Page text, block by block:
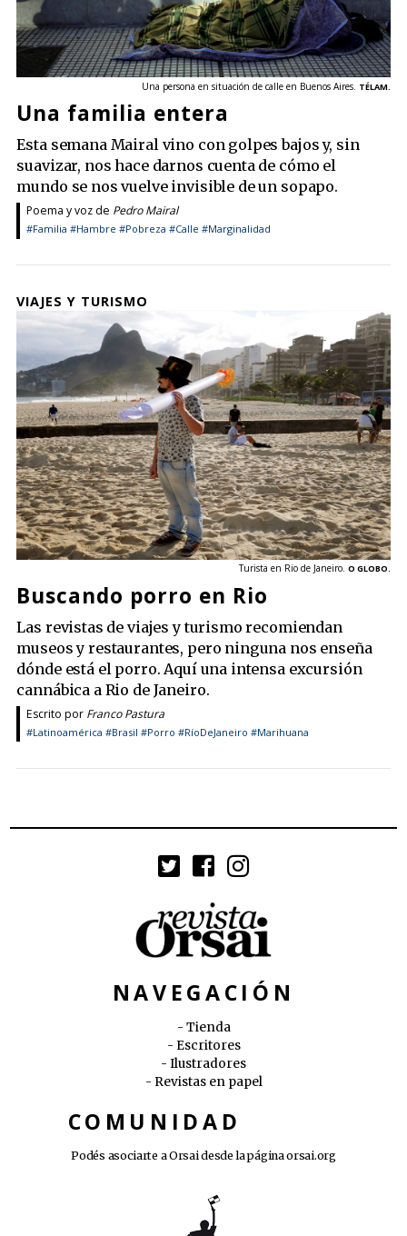
Una persona en situación de calle en Buenos Aires. TÉLAM.
Una familia entera
Esta semana Mairal vino con golpes bajos y, sin
suavizar, nos hace darnos cuenta de cómo el
mundo se nos vuelve invisible de un sopapo.
Poema y voz de Pedro Mairal
#Familia #Hambre #Pobreza #Calle #Marginalidad
VIAJES Y TURISMO
Turista en Rio de Janeiro. O GLOBO.
Buscando porro en Rio
Las revistas de viajes y turismo recomiendan
museos y restaurantes, pero ninguna nos enseña
dónde está el porro. Aquí una intensa excursión
cannábica a Rio de Janeiro.
Escrito por Franco Pastura
#Latinoamérica #Brasil #Porro #RíoDeJaneiro #Marihuana
NAVEGACIÓN
Tienda
Escritores
Ilustradores
Revistas en papel
COMUNIDAD
Podés asociarte a Orsai desde la páginaorsai.org